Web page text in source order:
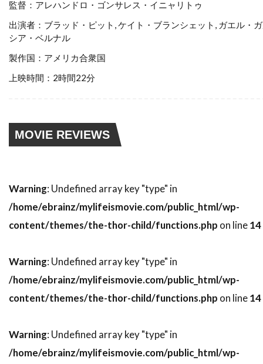
スティーブン・ザイリアン
スティーブン・シャイラー
スティーブン・スピルバーグ
スティーブン・トンプキンソン
スティーブン・ライト
スティーブ・マックイーン
スティーヴン・B・ポスター
スティーヴン・E・リフキン
スティーヴン・M・カッツ
スティーヴン・キング
スティーヴン・コンラッド
スティーヴン・ザイリアン
スティーヴン・シフ
監督：アレハンドロ・ゴンサレス・イニャリトゥ
出演者：ブラッド・ピット, ケイト・ブランシェット, ガエル・
シア・ベルナル
製作国：アメリカ合衆国
上映時間：2時間22分
MOVIE REVIEWS
Warning : Undefined array key "type" in
/home/ebrainz/mylifeismovie.com/public_html/wp-
content/themes/the-thor-child/functions.php on line14
Warning : Undefined array key "type" in
/home/ebrainz/mylifeismovie.com/public_html/wp-
content/themes/the-thor-child/functions.php on line14
Warning : Undefined array key "type" in
/home/ebrainz/mylifeismovie.com/public_html/wp-